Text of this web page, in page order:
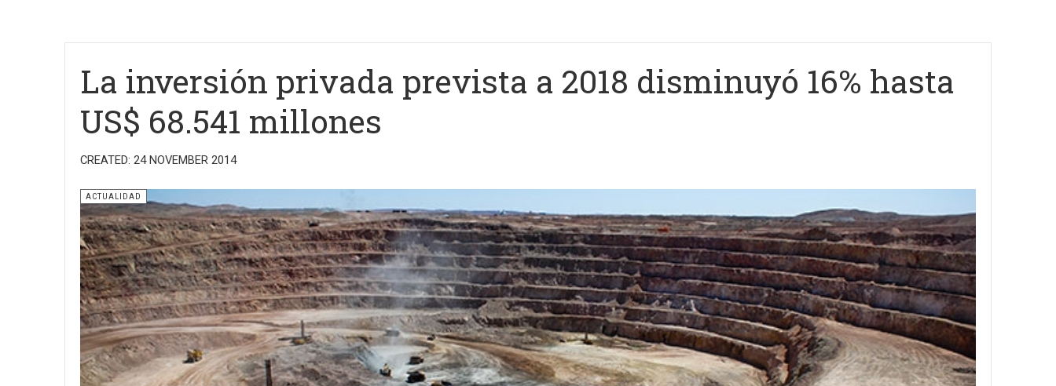
La inversión privada prevista a 2018 disminuyó 16% hasta
US$ 68.541 millones
CREATED: 24 NOVEMBER 2014
ACTUALIDAD